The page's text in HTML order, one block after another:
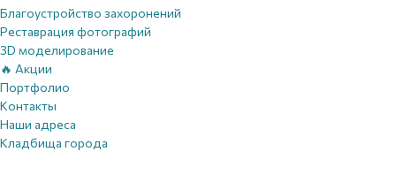
Благоустройство захоронений
Реставрация фотографий
3D моделирование
🔥 Акции
Портфолио
Контакты
Наши адреса
Кладбища города